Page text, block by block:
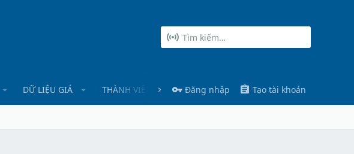
DỮ LIỆU GIÁ THÀNH VIÊN Đăng nhập Tạo tài khoản